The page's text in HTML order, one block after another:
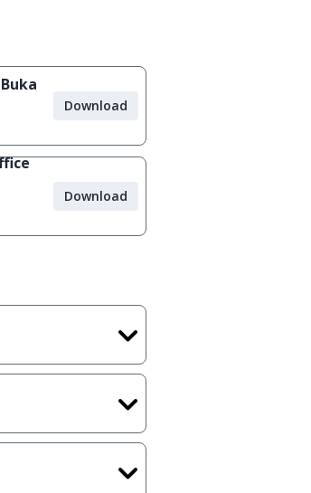
Download
Download
hasil crack,
suatu